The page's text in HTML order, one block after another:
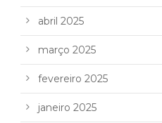
abril 2025
março 2025
fevereiro 2025
janeiro 2025